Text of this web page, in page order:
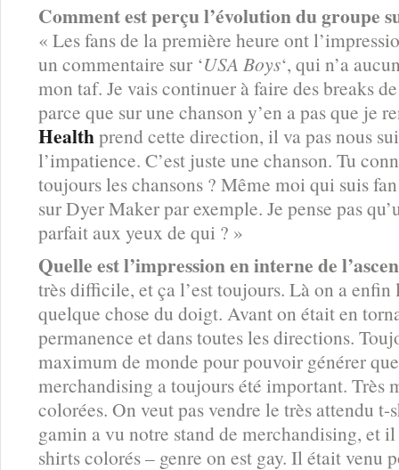
Comment est perçu l’évolution du groupe
« Les fans de la première heure ont
un commentaire sur ‘USA Boys‘, qui n’a
mon taf. Je vais continuer à faire des breaks
parce que sur une chanson y’en a pas que je
Healthprend cette direction, il va pas nous
l’impatience. C’est juste une chanson. Tu
toujours les chansons ? Même moi qui suis
sur Dyer Maker par exemple. Je pense pas
parfait aux yeux de qui ? »
Quelle est l’impression en interne de
très difficile, et ça l’est toujours. Là on a enfin
quelque chose du doigt. Avant on était en
permanence et dans toutes les directions.
maximum de monde pour pouvoir générer
merchandising a toujours été important. Très
colorées. On veut pas vendre le très attendu
gamin a vu notre stand de merchandising, et
shirts colorés – genre on est gay. Il était venu